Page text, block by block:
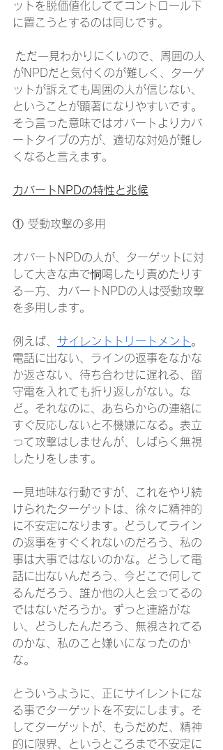
ットを脱価値化しててコントロール下
に置こうとするのは同じです。
ただ一見わかりにくいので、周囲の人
がNPDだと気付くのが難しく、ターゲ
ットが訴えても周囲の人が信じない、
ということが顕著になりやすいです。
そう言った意味ではオバートよりカバ
ートタイプの方が、適切な対処が難し
くなると言えます。
カバートNPDの特性と兆候
① 受動攻撃の多用
オバートNPDの人が、ターゲットに対
して大きな声で恫喝したり責めたりす
る一方、カバートNPDの人は受動攻撃
を多用します。
例えば、 サイレントトリートメント。
電話に出ない、ラインの返事をなかな
か返さない、待ち合わせに遅れる、留
守電を入れても折り返しがない。な
ど。それなのに、あちらからの連絡に
すぐ反応しないと不機嫌になる。表立
って攻撃はしませんが、しばらく無視
したりをします。
一見地味な行動ですが、これをやり続
けられたターゲットは、徐々に精神的
に不安定になります。どうしてライン
の返事をすぐくれないのだろう、私の
事は大事ではないのかな。どうして電
話に出ないんだろう、今どこで何して
るんだろう、誰か他の人と会ってるの
ではないだろうか。ずっと連絡がな
い、どうしたんだろう、無視されてる
のかな、私のこと嫌いになったのか
な。
とういうように、正にサイレントにな
る事でターゲットを不安にします。そ
してターゲットが、もうだめだ、精神
的に限界、というところまで不安定に